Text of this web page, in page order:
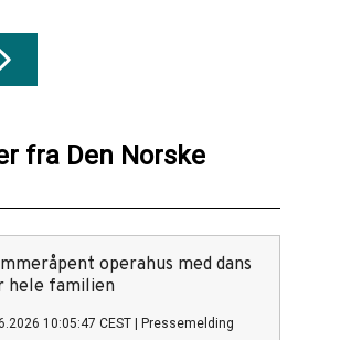
fra Den Norske
operahus med dans
hele familien
10:05:47 CEST Pressemelding